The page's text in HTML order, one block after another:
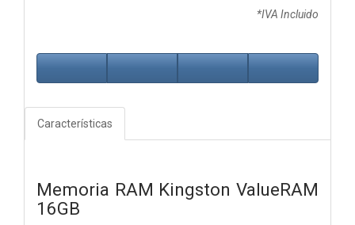
*IVA Incluido
Características
Memoria RAM Kingston ValueRAM
16GB